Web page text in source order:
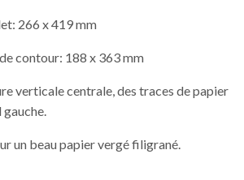
266 x 419 mm
contour: 188 x 363 mm
verticale centrale, des traces de papier
un beau papier vergé filigrané.